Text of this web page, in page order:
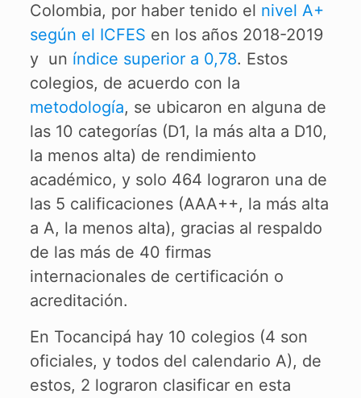
Colombia, por haber tenido el nivel A+
según el ICFES en los años 2018-2019
y un índice superior a 0,78. Estos
colegios, de acuerdo con la
metodología, se ubicaron en alguna de
las 10 categorías (D1, la más alta a D10,
la menos alta) de rendimiento
académico, y solo 464 lograron una de
las 5 calificaciones (AAA++, la más alta
a A, la menos alta), gracias al respaldo
de las más de 40 firmas
internacionales de certificación o
acreditación.
En Tocancipá hay 10 colegios (4 son
oficiales, y todos del calendario A), de
estos, 2 lograron clasificar en esta